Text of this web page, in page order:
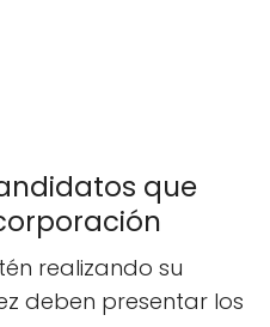
que
realizando su
deben presentar los